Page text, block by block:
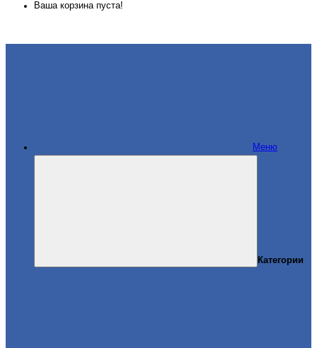
Ваша корзина пуста!
Меню
Категории